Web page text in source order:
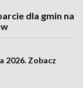
dla gmin na
2026. Zobacz